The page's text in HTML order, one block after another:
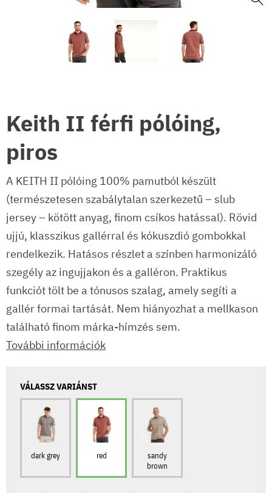
Keith II férfi pólóing,
piros
A KEITH II pólóing 100% pamutból készült
(természetesen szabálytalan szerkezetű – slub
jersey – kötött anyag, finom csíkos hatással). Rövid
ujjú, klasszikus gallérral és kókuszdió gombokkal
rendelkezik. Hatásos részlet a színben harmonizáló
szegély az ingujjakon és a galléron. Praktikus
funkciót tölt be a tónusos szalag, amely segíti a
gallér formai tartását. Nem hiányozhat a mellkason
található finom márka-hímzés sem.
További információk
VÁLASSZ VARIÁNST
dark grey red
sandy
brown